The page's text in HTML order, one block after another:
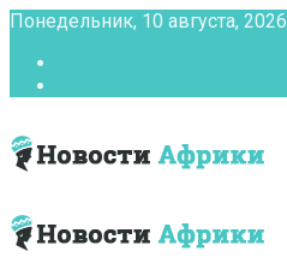
Понедельник, 10 августа, 2026